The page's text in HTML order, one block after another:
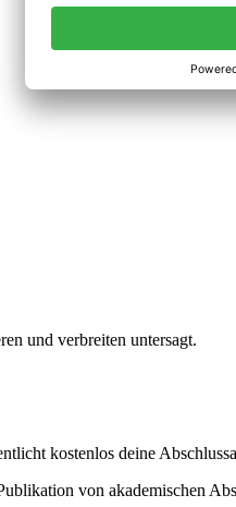
und verbreiten untersagt.
kostenlos deine
von akademischen